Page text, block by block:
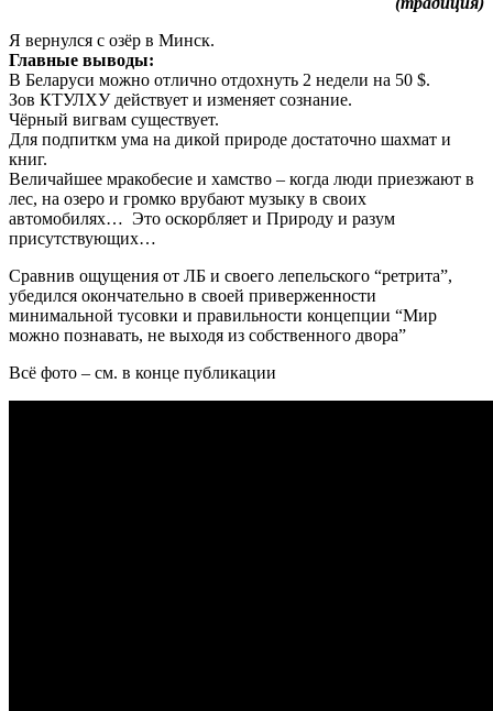
Я вернулся с озёр в Минск.
Главные выводы:
В Беларуси можно отлично отдохнуть 2 недели на 50 $.
Зов КТУЛХУ действует и изменяет сознание.
Чёрный вигвам существует.
Для подпиткм ума на дикой природе достаточно шахмат и
книг.
Величайшее мракобесие и хамство – когда люди приезжают в
лес, на озеро и громко врубают музыку в своих
автомобилях… Это оскорбляет и Природу и разум
присутствующих…
Сравнив ощущения от ЛБ и своего лепельского “ретрита”,
убедился окончательно в своей приверженности
минимальной тусовки и правильности концепции “Мир
можно познавать, не выходя из собственного двора”
Всё фото – см. в конце публикации